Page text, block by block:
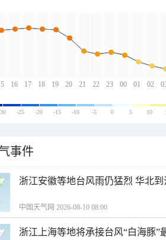
16 17 18 19 20 21 22 23 00 01 02
-25 -20 -15 -10 -5 0 5 10
事件
浙江安徽等地台风雨仍猛烈 华北
中国天气网 2026-08-10 08:00
浙江上海等地将承接台风“白海豚”